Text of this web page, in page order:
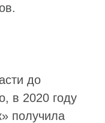
до
в 2020 году
получила